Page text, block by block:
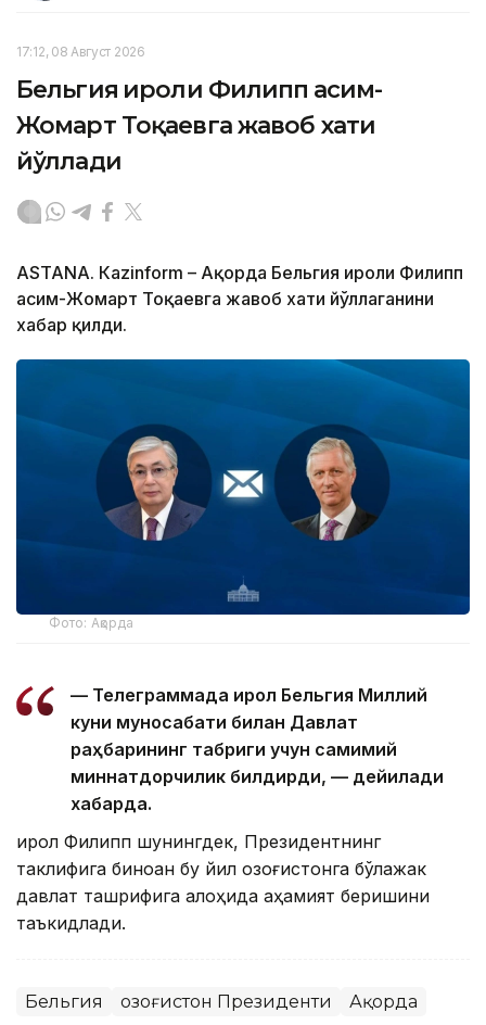
17:12, 08 Август 2026
Бельгия Қироли Филипп Қасим-
Жомарт Тоқаевга жавоб хати
йўллади
ASTANА. Кazinform – Ақорда Бельгия Қироли Филипп
Қасим-Жомарт Тоқаевга жавоб хати йўллаганини
хабар қилди.
Фото: Ақорда
— Телеграммада Қирол Бельгия Миллий
куни муносабати билан Давлат
раҳбарининг табриги учун самимий
миннатдорчилик билдирди, — дейилади
хабарда.
Қирол Филипп шунингдек, Президентнинг
таклифига биноан бу йил Қозоғистонга бўлажак
давлат ташрифига алоҳида аҳамият беришини
таъкидлади.
Бельгия Қозоғистон Президенти Ақорда